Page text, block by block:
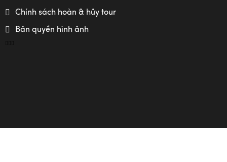
Chính sách hoàn & hủy tour
Bản quyền hình ảnh